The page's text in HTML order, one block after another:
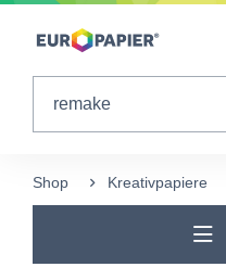
Table Of Content
Ergänzende Produkte
Shop Kreativpapiere